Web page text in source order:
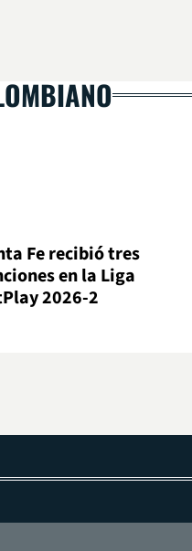
Fe recibió tres
en la Liga
2026-2